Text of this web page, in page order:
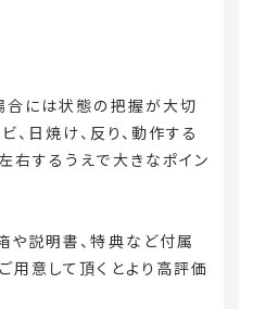
合には状態の把握が大切
、日焼け、反り、動作する
右するうえで大きなポイン
や説明書、特典など付属
意して頂くとより高評価